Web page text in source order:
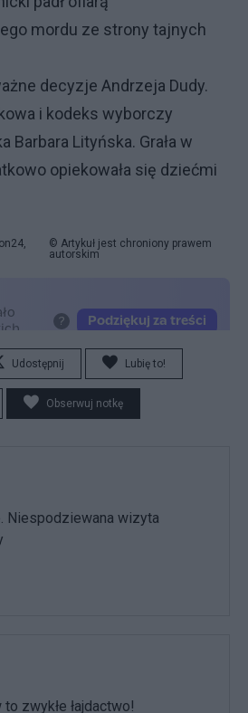
mordu ze strony tajnych
decyzje Andrzeja Dudy.
i kodeks wyborczy
Barbara Lityńska. Grała w
opiekowała się dziećmi
© Artykuł jest chroniony prawem
autorskim
Udostępnij Lubię to!
Obserwuj notkę
Niespodziewana wizyta
zwykłe łajdactwo!